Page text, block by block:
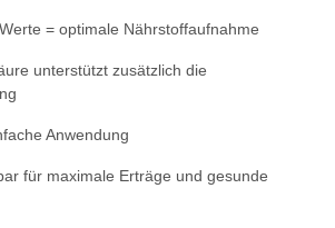
= optimale Nährstoffaufnahme
unterstützt zusätzlich die
Anwendung
für maximale Erträge und gesunde